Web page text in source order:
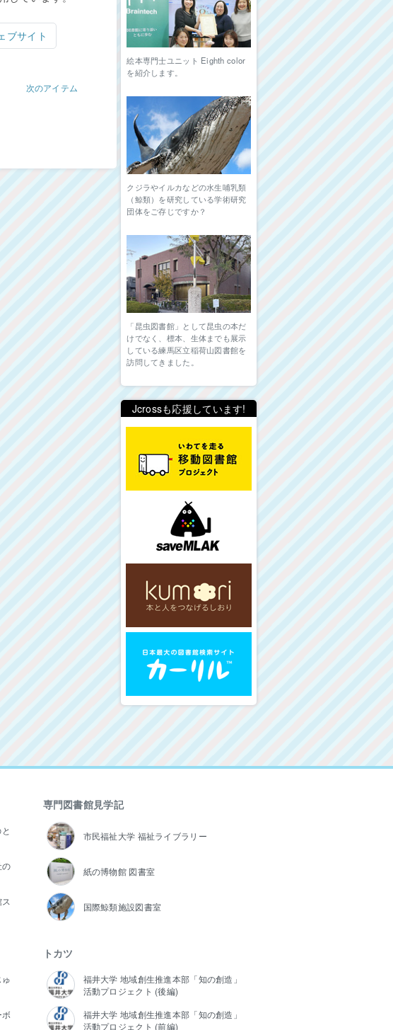
ブサイト
次のアイテム
絵本専門士ユニット Eighth color
を紹介します。
クジラやイルカなどの水生哺乳類
（鯨類）を研究している学術研究
団体をご存じですか？
「昆虫図書館」として昆虫の本だ
けでなく、標本、生体までも展示
している練馬区立稲荷山図書館を
訪問してきました。
Jcrossも応援しています!
の
専門図書館見学記
市民福祉大学 福祉ライブラリー
紙の博物館 図書室
国際鯨類施設図書室
トカツ
福井大学 地域創生推進本部「知の創造」
活動プロジェクト (後編)
福井大学 地域創生推進本部「知の創造」
活動プロジェクト (前編)